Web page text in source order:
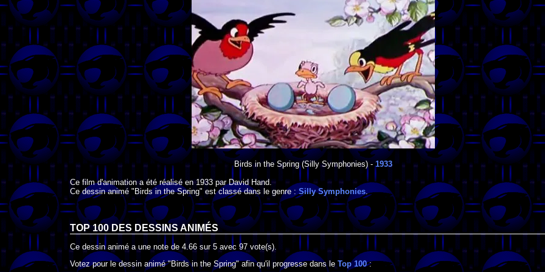
Birds in the Spring(Silly Symphonies) -1933
Ce film d'animation a été réalisé en1933parDavid Hand.
Ce dessin animé "Birds in the Spring" est classé dans le genre : Silly Symphonies.
TOP 100 DES DESSINS ANIMÉS
Ce dessin animé a une note de 4.66 sur 5 avec 97 vote(s).
Votez pour le dessin animé "Birds in the Spring" afin qu'il progresse dans le Top 100: